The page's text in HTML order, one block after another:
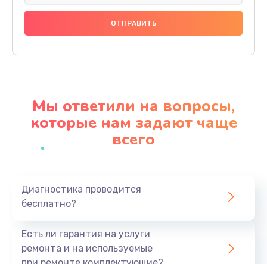
Замена праймера
1000 руб.
Заказать
Профилактическая чистка
Заказать
Мы ответили на вопросы,
которые нам задают чаще
всего
Диагностика проводится
бесплатно?
Есть ли гарантия на услуги
ремонта и на используемые